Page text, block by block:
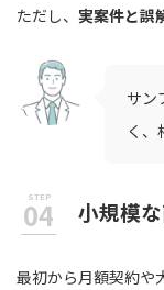
ただし、 実案件と誤
サン
く、
小規模
最初から月額契約や